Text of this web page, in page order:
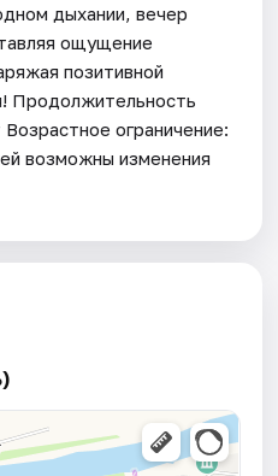
дыхании, вечер
ощущение
позитивной
Продолжительность
ограничение:
возможны изменения